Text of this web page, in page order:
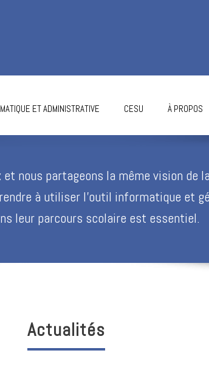
ET ADMINISTRATIVE CESU À PROPOS
nous partageons la même vision de la
à utiliser l’outil informatique et
leur parcours scolaire est essentiel.
Actualités